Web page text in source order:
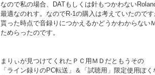
なので私の場合、DATもしくは針もつかわない
最適なのれす。なのでR-1の購入は考えていたので
貰った時点で音録りにつかえるかどうかわからない
ためらったのです。
まりぃが見つけてくれたＰＣ用ＭＤだともうその
「ライン録りのPC転送」＆「試聴用」限定使用ぽく